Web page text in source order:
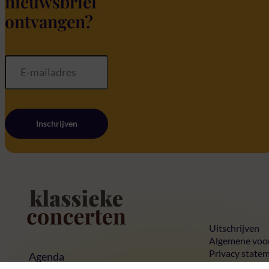
ontvangen?
Inschrijven
Agenda
Uitschrijven
Algemene
Privacy
Cookies